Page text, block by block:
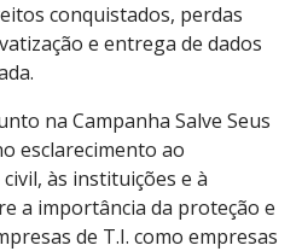
conquistados, perdas
e entrega de dados
na Campanha Salve Seus
esclarecimento ao
às instituições e à
a importância da proteção e
de T.I. como empresas